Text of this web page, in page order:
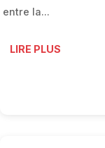
entre la...
LIRE PLUS